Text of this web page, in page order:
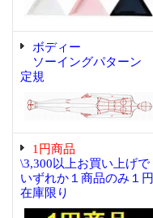
ボディー
ソーイングパターン
定規
1円商品
\3,300以上お買い上げで
いずれか１商品のみ１円
在庫限り